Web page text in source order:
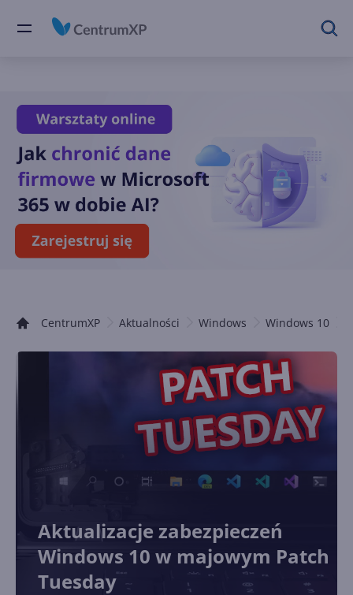
CentrumXP Aktualności Windows Windows 10
Aktualizacje zabezpieczeń
Windows 10 w majowym Patch
Tuesday